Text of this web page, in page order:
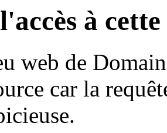
à
web de
car la